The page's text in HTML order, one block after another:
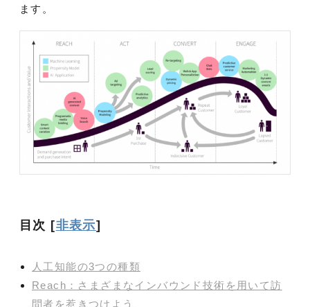
ます。
目次 [非表示]
人工知能の3つの種類
Reach：さまざまなインバウンド技術を用いて訪
問者を惹きつけよう